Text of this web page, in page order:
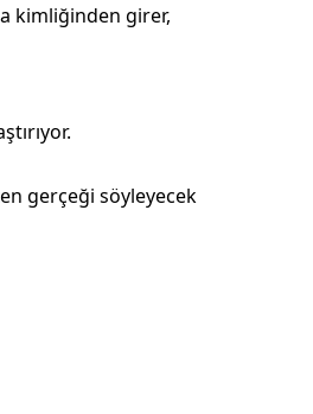
kimliğinden girer,
gerçeği söyleyecek